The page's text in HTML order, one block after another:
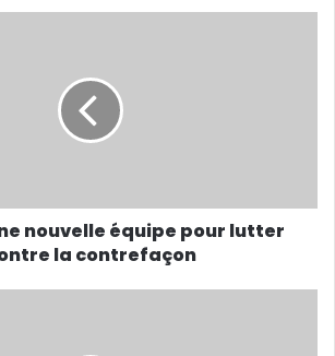
nouvelle équipe pour lutter
la contrefaçon